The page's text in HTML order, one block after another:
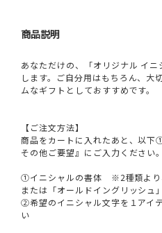
商品説明
あなただけの、「オリジナル イ
します。ご自分用はもちろん、大
ムなギフトとしておすすめです。
【ご注文方法】
商品をカートに入れたあと、以下
その他ご要望』にご入力ください。
①イニシャルの書体 ※2種類より
または「オールドイングリッシュ」
②希望のイニシャル文字を１アイ
い